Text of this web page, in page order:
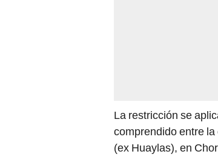
La restricción se
comprendido entre
(ex Huaylas), en